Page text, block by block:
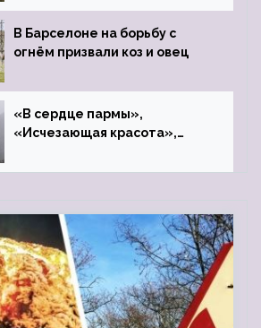
В Барселоне на борьбу с
огнём призвали коз и овец
«В сердце пармы»,
«Исчезающая красота»,